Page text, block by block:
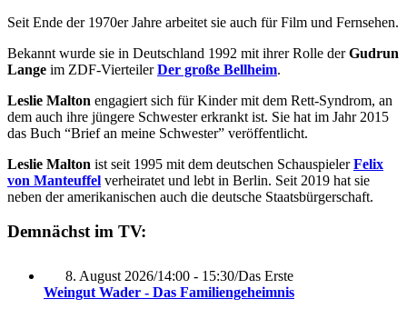
Seit Ende der 1970er Jahre arbeitet sie auch für Film und Fernsehen.
Bekannt wurde sie in Deutschland 1992 mit ihrer Rolle derGudrun
Lange im ZDF-VierteilerDer große Bellheim.
Leslie Malton engagiert sich für Kinder mit dem Rett-Syndrom, an
dem auch ihre jüngere Schwester erkrankt ist. Sie hat im Jahr 2015
das Buch “Brief an meine Schwester” veröffentlicht.
Leslie Malton ist seit 1995 mit dem deutschen SchauspielerFelix
von Manteuffel verheiratet und lebt in Berlin. Seit 2019 hat sie
neben der amerikanischen auch die deutsche Staatsbürgerschaft.
Demnächst im TV:
8. August 2026/14:00 - 15:30/Das Erste
Weingut Wader - Das Familiengeheimnis